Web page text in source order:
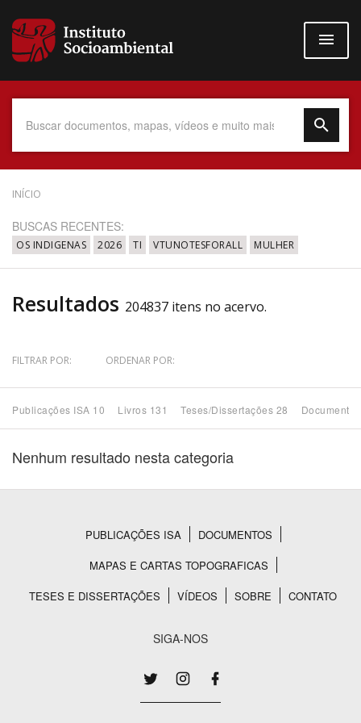
para
conteúdo
Data do Documento
Até
Povo Indígena
INÍCIO
BUSCAS RECENTES:
OS INDIGENAS 2026 TI VTUNOTESFORALL MULHER
Resultados 204837 itens no acervo.
FILTRAR POR: ORDENAR POR:
Publicações ISA 10 Livros 131 Teses/Dissertações 28
Nenhum resultado nesta categoria
Rodapé
PUBLICAÇÕES ISA
DOCUMENTOS
MAPAS E CARTAS TOPOGRAFICAS
TESES E DISSERTAÇÕES
VÍDEOS SOBRE CONTATO
SIGA-NOS